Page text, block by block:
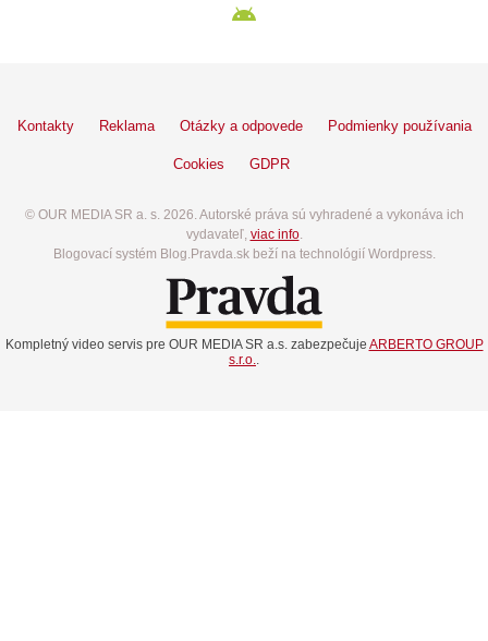
Kontakty Reklama Otázky a odpovede Podmienky používania
Cookies GDPR
© OUR MEDIA SR a. s. 2026. Autorské práva sú vyhradené a vykonáva ich
vydavateľ, viac info.
Blogovací systém Blog.Pravda.sk beží na technológií Wordpress.
Kompletný video servis pre OUR MEDIA SR a.s. zabezpečuje ARBERTO GROUP
s.r.o..